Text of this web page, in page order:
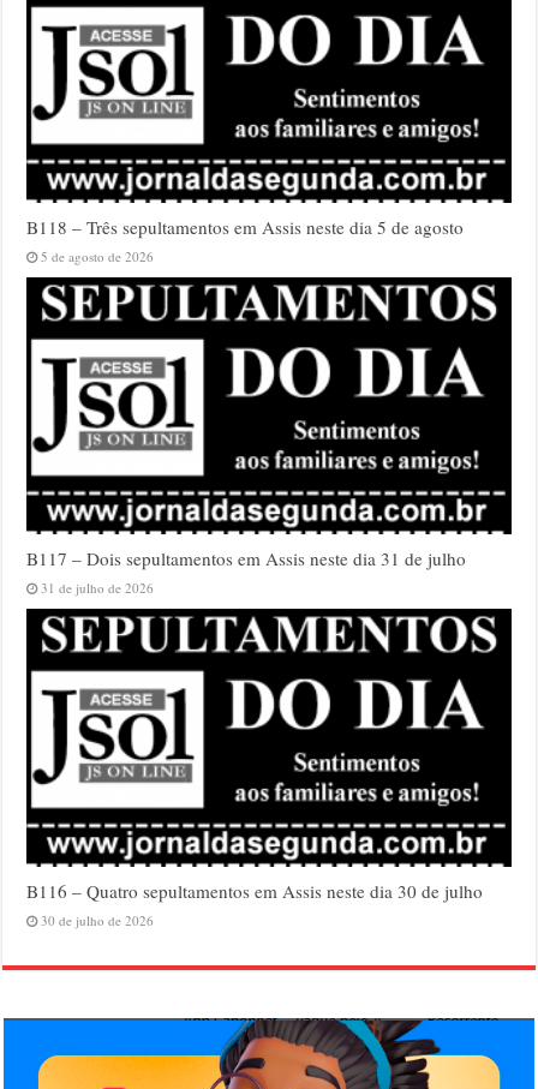
B118 – Três sepultamentos em Assis neste dia 5 de agosto
5 de agosto de 2026
B117 – Dois sepultamentos em Assis neste dia 31 de julho
31 de julho de 2026
B116 – Quatro sepultamentos em Assis neste dia 30 de julho
30 de julho de 2026